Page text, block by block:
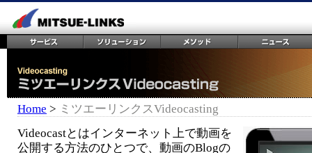
Home > ミツエーリンクスVideocasting
Videocastとはインターネット上で動画を
公開する方法のひとつで、動画のBlogの